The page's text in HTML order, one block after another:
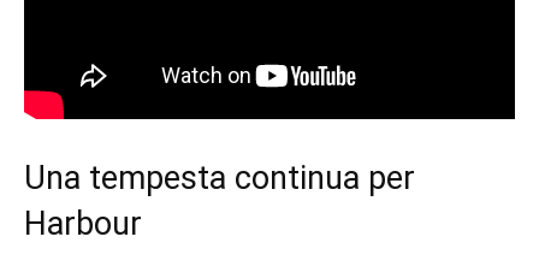
Una tempesta continua per
Harbour